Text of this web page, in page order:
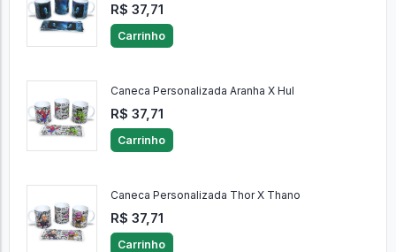
R$ 37,71
Carrinho
Caneca Personalizada Aranha X Hul
R$ 37,71
Carrinho
Caneca Personalizada Thor X Thano
R$ 37,71
Carrinho